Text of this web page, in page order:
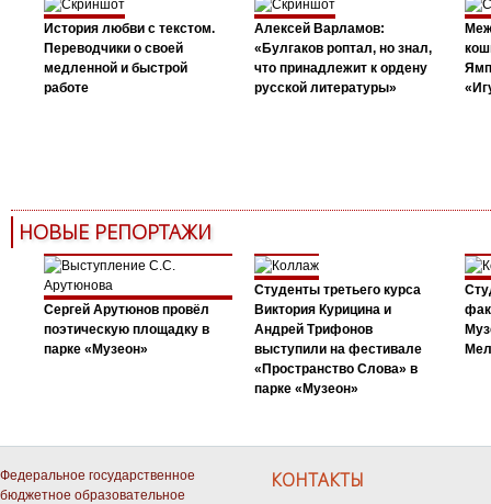
История любви с текстом.
Переводчики о своей
медленной и быстрой
работе
Алексей Варламов:
«Булгаков роптал, но знал,
что принадлежит к ордену
русской литературы»
НОВЫЕ РЕПОРТАЖИ
Сергей Арутюнов провёл
поэтическую площадку в
парке «Музеон»
Студенты третьего курса
Виктория Курицина и
Андрей Трифонов
выступили на фестивале
«Пространство Слова» в
парке «Музеон»
Федеральное государственное
бюджетное образовательное
КОНТАКТЫ